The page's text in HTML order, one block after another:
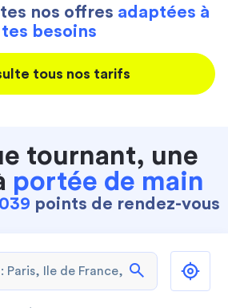
nos offres adaptées à
tes besoins
tous nos tarifs
tournant, une
portée de main
points de rendez-vous
search